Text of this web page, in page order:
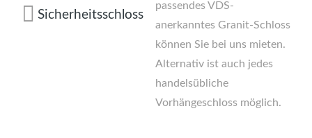
Sicherheitsschloss
passendes VDS-
anerkanntes Granit-Schloss
können Sie bei uns mieten.
Alternativ ist auch jedes
handelsübliche
Vorhängeschloss möglich.